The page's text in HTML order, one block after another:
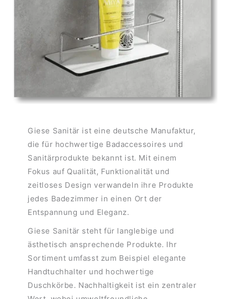
Giese Sanitär ist eine deutsche Manufaktur,
die für hochwertige Badaccessoires und
Sanitärprodukte bekannt ist. Mit einem
Fokus auf Qualität, Funktionalität und
zeitloses Design verwandeln ihre Produkte
jedes Badezimmer in einen Ort der
Entspannung und Eleganz.
Giese Sanitär steht für langlebige und
ästhetisch ansprechende Produkte. Ihr
Sortiment umfasst zum Beispiel elegante
Handtuchhalter und hochwertige
Duschkörbe. Nachhaltigkeit ist ein zentraler